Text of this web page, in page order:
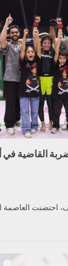
القاضية
احتضنت العاصمة